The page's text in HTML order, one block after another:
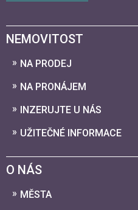
NEMOVITOST
NA PRODEJ
NA PRONÁJEM
INZERUJTE U NÁS
UŽITEČNÉ INFORMACE
O NÁS
MĚSTA